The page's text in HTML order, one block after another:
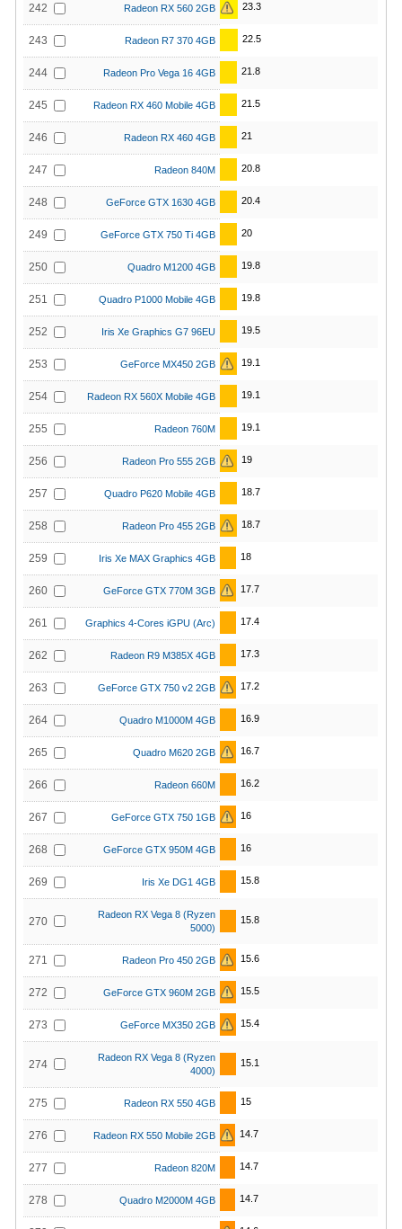
242 Radeon RX 560 2GB 23.3
243 Radeon R7 370 4GB 22.5
244 Radeon Pro Vega 16 4GB 21.8
245 Radeon RX 460 Mobile 4GB 21.5
246 Radeon RX 460 4GB 21
247 Radeon 840M 20.8
248 GeForce GTX 1630 4GB 20.4
249 GeForce GTX 750 Ti 4GB 20
250 Quadro M1200 4GB 19.8
251 Quadro P1000 Mobile 4GB 19.8
252 Iris Xe Graphics G7 96EU 19.5
253 GeForce MX450 2GB 19.1
254 Radeon RX 560X Mobile 4GB 19.1
255 Radeon 760M 19.1
256 Radeon Pro 555 2GB 19
257 Quadro P620 Mobile 4GB 18.7
258 Radeon Pro 455 2GB 18.7
259 Iris Xe MAX Graphics 4GB 18
260 GeForce GTX 770M 3GB 17.7
261 Graphics 4-Cores iGPU (Arc) 17.4
262 Radeon R9 M385X 4GB 17.3
263 GeForce GTX 750 v2 2GB 17.2
264 Quadro M1000M 4GB 16.9
265 Quadro M620 2GB 16.7
266 Radeon 660M 16.2
267 GeForce GTX 750 1GB 16
268 GeForce GTX 950M 4GB 16
269 Iris Xe DG1 4GB 15.8
270
Radeon RX Vega 8 (Ryzen
5000)
15.8
271 Radeon Pro 450 2GB 15.6
272 GeForce GTX 960M 2GB 15.5
273 GeForce MX350 2GB 15.4
274
Radeon RX Vega 8 (Ryzen
4000)
15.1
275 Radeon RX 550 4GB 15
276 Radeon RX 550 Mobile 2GB 14.7
277 Radeon 820M 14.7
278 Quadro M2000M 4GB 14.7